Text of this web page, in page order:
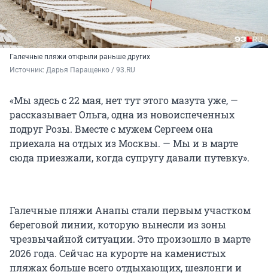
Галечные пляжи открыли раньше других
Источник: Дарья Паращенко / 93.RU
«Мы здесь с 22 мая, нет тут этого мазута уже, —
рассказывает Ольга, одна из новоиспеченных
подруг Розы. Вместе с мужем Сергеем она
приехала на отдых из Москвы. — Мы и в марте
сюда приезжали, когда супругу давали путевку».
Галечные пляжи Анапы стали первым участком
береговой линии, которую вынесли из зоны
чрезвычайной ситуации. Это произошло в марте
2026 года. Сейчас на курорте на каменистых
пляжах больше всего отдыхающих, шезлонги и